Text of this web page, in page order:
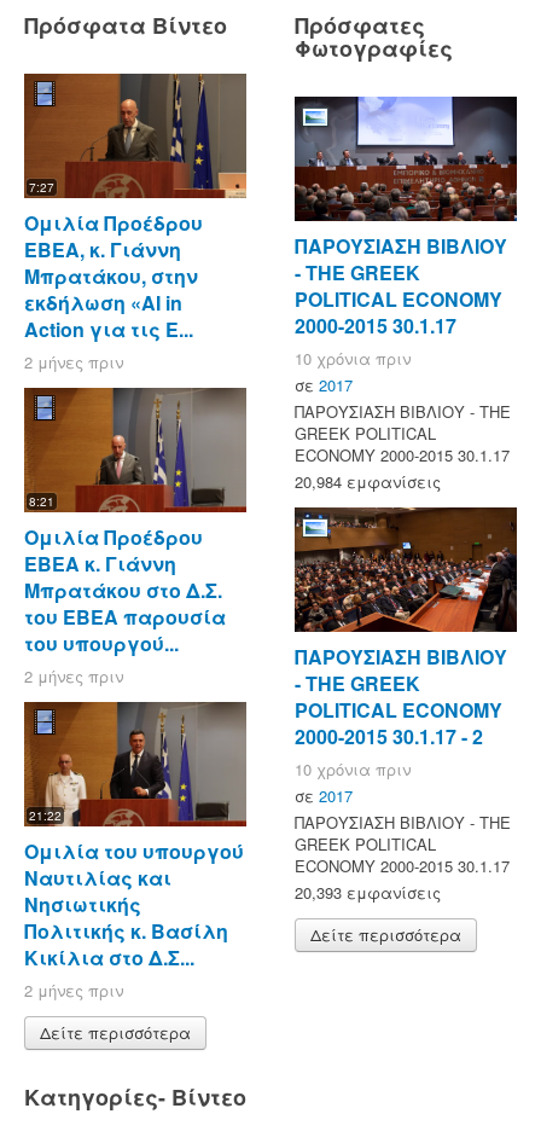
Πρόσφατα Βίντεο
7:27
Ομιλία Προέδρου
ΕΒΕΑ, κ. Γιάννη
Μπρατάκου, στην
εκδήλωση «AI in
Action για τις Ε...
2 μήνες πριν
8:21
Ομιλία Προέδρου
ΕΒΕΑ κ. Γιάννη
Μπρατάκου στο Δ.Σ.
του ΕΒΕΑ παρουσία
του υπουργού...
2 μήνες πριν
21:22
Ομιλία του υπουργού
Ναυτιλίας και
Νησιωτικής
Πολιτικής κ. Βασίλη
Κικίλια στο Δ.Σ...
2 μήνες πριν
Δείτε περισσότερα
Κατηγορίες- Βίντεο
Πρόσφατες
Φωτογραφίες
ΠΑΡΟΥΣΙΑΣΗ ΒΙΒΛΙΟΥ
- ΤΗΕ GREEK
POLITICAL ECONOMY
2000-2015 30.1.17
10 χρόνια πριν
σε 2017
ΠΑΡΟΥΣΙΑΣΗ ΒΙΒΛΙΟΥ - ΤΗΕ
GREEK POLITICAL
ECONOMY 2000-2015 30.1.17
20,984 εμφανίσεις
ΠΑΡΟΥΣΙΑΣΗ ΒΙΒΛΙΟΥ
- ΤΗΕ GREEK
POLITICAL ECONOMY
2000-2015 30.1.17 - 2
10 χρόνια πριν
σε 2017
ΠΑΡΟΥΣΙΑΣΗ ΒΙΒΛΙΟΥ - ΤΗΕ
GREEK POLITICAL
ECONOMY 2000-2015 30.1.17
20,393 εμφανίσεις
Δείτε περισσότερα